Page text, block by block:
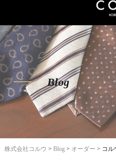
Blog
株式会社コルウ > Blog> オーダー > コル